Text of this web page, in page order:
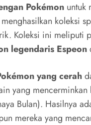
Pokémon untuk
koleksi
Koleksi ini meliputi
legendaris Espeon
yang cerah
yang mencerminkan
Bulan). Hasilnya
mereka yang